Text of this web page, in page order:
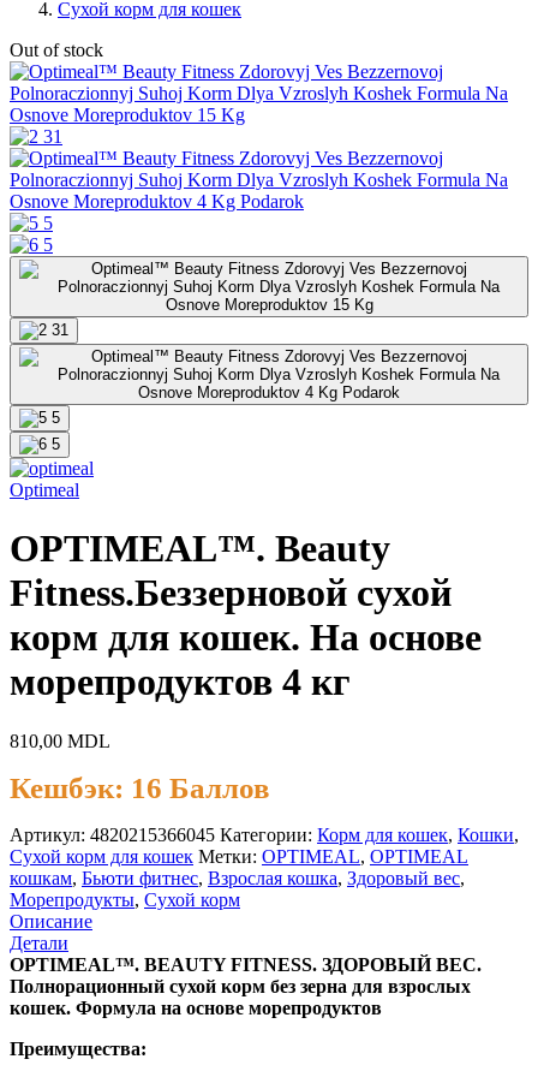
Сухой корм для кошек
Out of stock
Optimeal
OPTIMEAL™. Beauty
Fitness.Беззерновой сухой
корм для кошек. На основе
морепродуктов 4 кг
810,00 MDL
Кешбэк: 16 Баллов
Артикул: 4820215366045 Категории: Корм для кошек, Кошки,
Сухой корм для кошек Метки: OPTIMEAL, OPTIMEAL
кошкам, Бьюти фитнес, Взрослая кошка, Здоровый вес,
Морепродукты, Сухой корм
Описание
Детали
OPTIMEAL™. BEAUTY FITNESS. ЗДОРОВЫЙ ВЕС.
Полнорационный сухой корм без зерна для взрослых
кошек. Формула на основе морепродуктов
Преимущества: